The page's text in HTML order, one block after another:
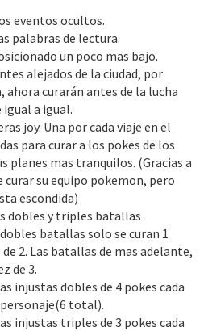
eventos ocultos.
palabras de lectura.
un poco mas bajo.
alejados de la ciudad, por
curarán antes de la lucha
a igual.
joy. Una por cada viaje en el
para curar a los pokes de los
planes mas tranquilos. (Gracias a
su equipo pokemon, pero
escondida)
dobles y triples batallas
batallas solo se curan 1
2. Las batallas de mas adelante,
de 3.
injustas dobles de 4 pokes cada
total).
injustas triples de 3 pokes cada